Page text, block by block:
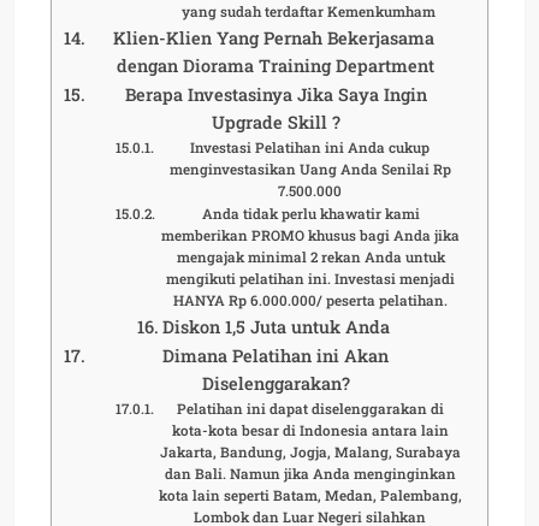
yang sudah terdaftar Kemenkumham
Klien-Klien Yang Pernah Bekerjasama
dengan Diorama Training Department
Berapa Investasinya Jika Saya Ingin
Upgrade Skill ?
Investasi Pelatihan ini Anda cukup
menginvestasikan Uang Anda Senilai Rp
7.500.000
Anda tidak perlu khawatir kami
memberikan PROMO khusus bagi Anda jika
mengajak minimal 2 rekan Anda untuk
mengikuti pelatihan ini. Investasi menjadi
HANYA Rp 6.000.000/ peserta pelatihan.
Diskon 1,5 Juta untuk Anda
Dimana Pelatihan ini Akan
Diselenggarakan?
Pelatihan ini dapat diselenggarakan di
kota-kota besar di Indonesia antara lain
Jakarta, Bandung, Jogja, Malang, Surabaya
dan Bali. Namun jika Anda menginginkan
kota lain seperti Batam, Medan, Palembang,
Lombok dan Luar Negeri silahkan